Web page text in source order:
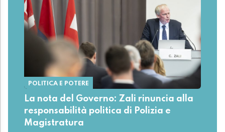
POLITICA E POTERE
La nota del Governo: Zali rinuncia alla
responsabilità politica di Polizia e
Magistratura